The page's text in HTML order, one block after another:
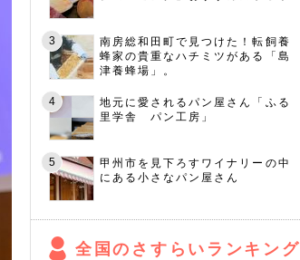
南房総和田町で見つけた！転飼養
蜂家の貴重なハチミツがある「島
津養蜂場」。
地元に愛されるパン屋さん「ふる
里学舎 パン工房」
甲州市を見下ろすワイナリーの中
にある小さなパン屋さん
全国のさすらいランキング